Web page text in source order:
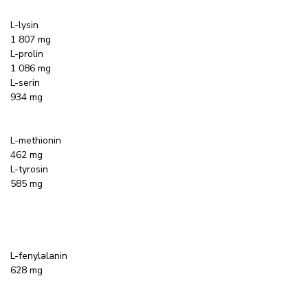
L-lysin
1 807 mg
L-prolin
1 086 mg
L-serin
934 mg
L-methionin
462 mg
L-tyrosin
585 mg
L-fenylalanin
628 mg